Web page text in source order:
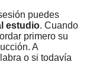
puedes
estudio. Cuando
primero su
A
o si todavía